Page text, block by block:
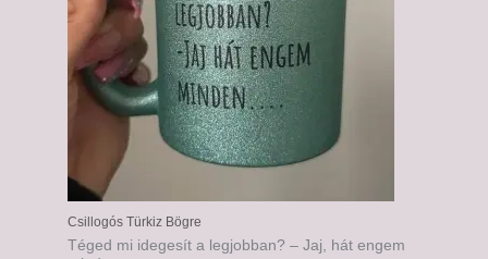
Csillogós Türkiz Bögre
Téged mi idegesít a legjobban? – Jaj, hát engem